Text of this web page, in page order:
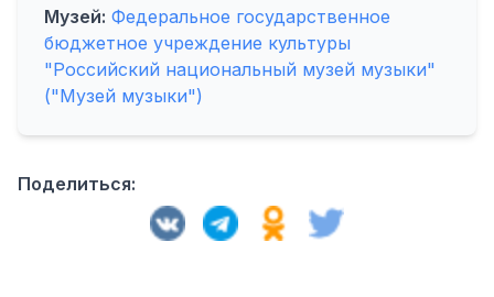
Музей: Федеральное государственное
бюджетное учреждение культуры
"Российский национальный музей музыки"
("Музей музыки")
Поделиться: